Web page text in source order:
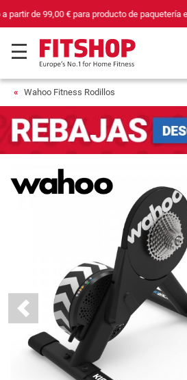
Compra con seguridad en Fitshop, comercio
Wahoo Fitness Rodillos
Previous